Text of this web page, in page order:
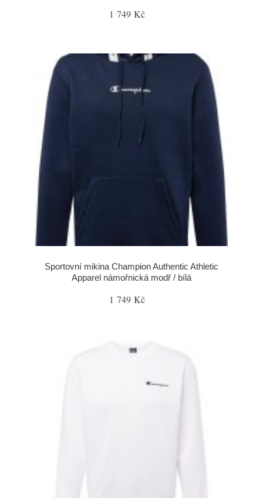
1 749 Kč
Sportovní mikina Champion Authentic Athletic
Apparel námořnická modř / bílá
1 749 Kč